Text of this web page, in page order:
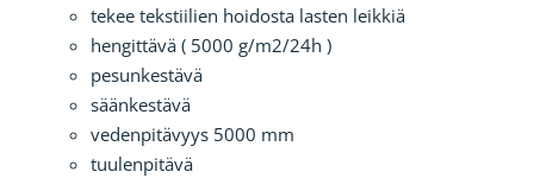
tekee tekstiilien hoidosta lasten leikkiä
hengittävä ( 5000 g/m2/24h )
pesunkestävä
säänkestävä
vedenpitävyys 5000 mm
tuulenpitävä